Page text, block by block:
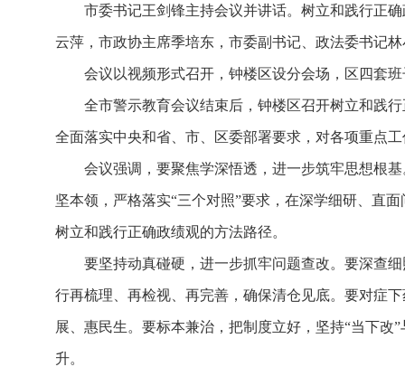
市委书记王剑锋主持会议并讲话。树立和践行正
云萍，市政协主席季培东，市委副书记、政法委书记
会议以视频形式召开，钟楼区设分会场，区四套
全市警示教育会议结束后，钟楼区召开树立和践
全面落实中央和省、市、区委部署要求，对各项重点
会议强调，要聚焦学深悟透，进一步筑牢思想根
坚本领，严格落实“三个对照”要求，在深学细研、直
树立和践行正确政绩观的方法路径。
要坚持动真碰硬，进一步抓牢问题查改。要深查
行再梳理、再检视、再完善，确保清仓见底。要对症
展、惠民生。要标本兼治，把制度立好，坚持“当下改
升。